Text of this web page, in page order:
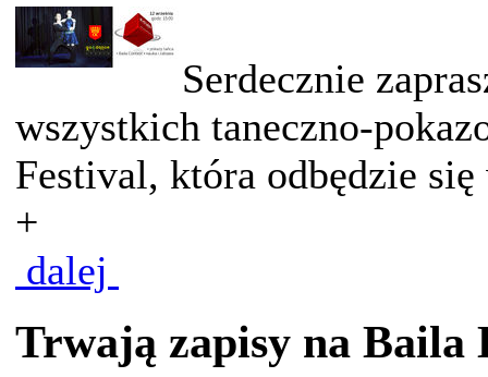
Serdecznie
wszystkich taneczno-
Festival, która odbędzie
+
dalej
Trwają zapisy na Baila